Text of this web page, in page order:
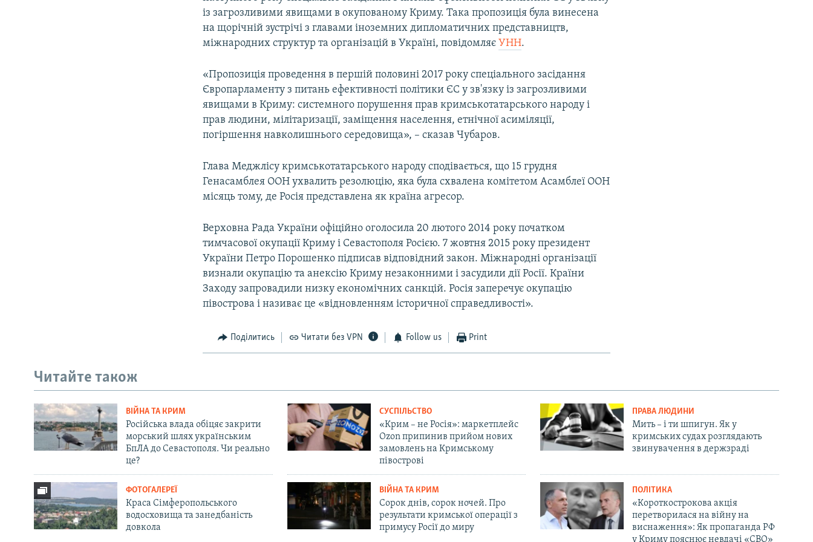
із загрозливими явищами в окупованому Криму. Така пропозиція була винесена
на щорічній зустрічі з главами іноземних дипломатичних представництв,
міжнародних структур та організацій в Україні, повідомляє УНН.
«Пропозиція проведення в першій половині 2017 року спеціального засідання
Європарламенту з питань ефективності політики ЄС у зв'язку із загрозливими
явищами в Криму: системного порушення прав кримськотатарського народу і
прав людини, мілітаризації, заміщення населення, етнічної асиміляції,
погіршення навколишнього середовища», – сказав Чубаров.
Глава Меджлісу кримськотатарського народу сподівається, що 15 грудня
Генасамблея ООН ухвалить резолюцію, яка була схвалена комітетом Асамблеї ООН
місяць тому, де Росія представлена як країна агресор.
Верховна Рада України офіційно оголосила 20 лютого 2014 року початком
тимчасової окупації Криму і Севастополя Росією. 7 жовтня 2015 року президент
України Петро Порошенко підписав відповідний закон. Міжнародні організації
визнали окупацію та анексію Криму незаконними і засудили дії Росії. Країни
Заходу запровадили низку економічних санкцій. Росія заперечує окупацію
півострова і називає це «відновленням історичної справедливості».
Поділитись Читати без VPN Follow us Print
Читайте також
ВІЙНА ТА КРИМ
Російська влада обіцяє закрити
морський шлях українським
БпЛА до Севастополя. Чи реально
це?
СУСПІЛЬСТВО
«Крим – не Росія»: маркетплейс
Ozon припинив прийом нових
замовлень на Кримському
півострові
ПРАВА ЛЮДИНИ
Мить – і ти шпигун. Як у
кримських судах розглядають
звинувачення в держзраді
ФОТОГАЛЕРЕЇ
Краса Сімферопольського
водосховища та занедбаність
довкола
ВІЙНА ТА КРИМ
Сорок днів, сорок ночей. Про
результати кримської операції з
примусу Росії до миру
ПОЛІТИКА
«Короткострокова акція
перетворилася на війну на
виснаження»: Як пропаганда РФ
у Криму пояснює невдачі «СВО»